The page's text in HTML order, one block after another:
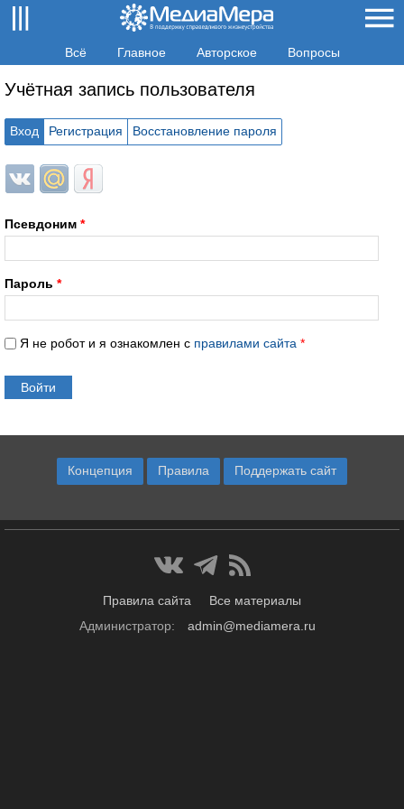
Всё Главное Авторское Вопросы
Учётная запись пользователя
Вход Регистрация Восстановление пароля
Login with ВКонтакте
Login with Mail.ru
Login with Яндекс
Псевдоним *
Пароль *
Я не робот и я ознакомлен с правилами сайта *
Концепция Правила Поддержать сайт
Правила сайта
Все материалы
Администратор:
admin@mediamera.ru